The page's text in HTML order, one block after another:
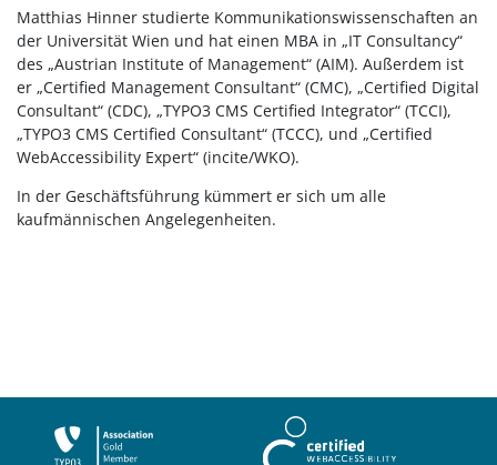
Matthias Hinner studierte Kommunikationswissenschaften an
der Universität Wien und hat einen MBA in „IT Consultancy“
des „Austrian Institute of Management“ (AIM). Außerdem ist
er „Certified Management Consultant“ (CMC), „Certified Digital
Consultant“ (CDC), „TYPO3 CMS Certified Integrator“ (TCCI),
„TYPO3 CMS Certified Consultant“ (TCCC), und „Certified
WebAccessibility Expert“ (incite/WKO).
In der Geschäftsführung kümmert er sich um alle
kaufmännischen Angelegenheiten.